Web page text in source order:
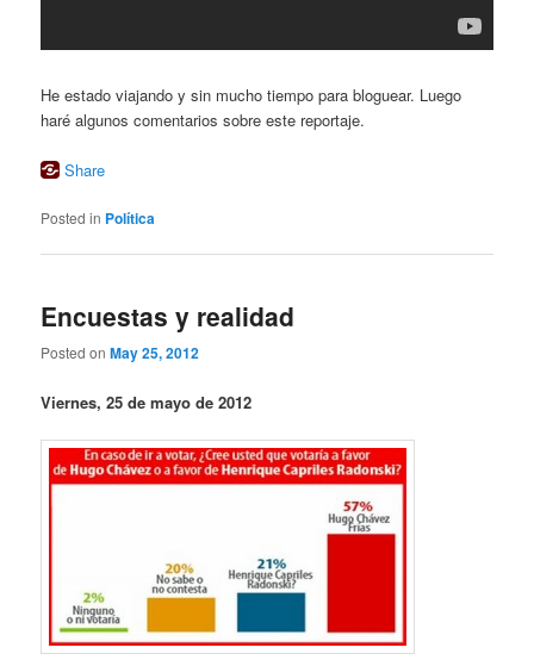
He estado viajando y sin mucho tiempo para bloguear. Luego
haré algunos comentarios sobre este reportaje.
Share
Posted in Política
Encuestas y realidad
Posted onMay 25, 2012
Viernes, 25 de mayo de 2012